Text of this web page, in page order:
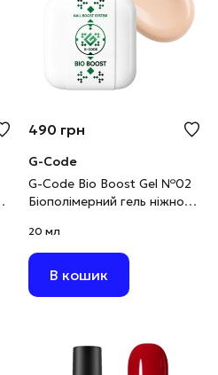
490 грн
G-Code
G-Code Bio Boost Gel №02
Біополімерний гель ніжно-
20 мл
В кошик